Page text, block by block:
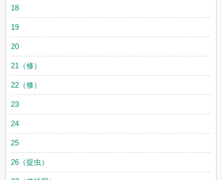
18
19
20
21（修）
22（修）
23
24
25
26（捉虫）